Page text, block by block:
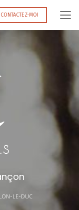
CONTACTEZ-MOI
LE-DUC